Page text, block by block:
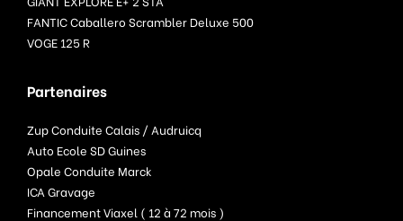
FANTIC Caballero Scrambler Deluxe 500
VOGE 125 R
Partenaires
Zup Conduite Calais / Audruicq
Auto Ecole SD Guines
Opale Conduite Marck
ICA Gravage
Financement Viaxel ( 12 à 72 mois )